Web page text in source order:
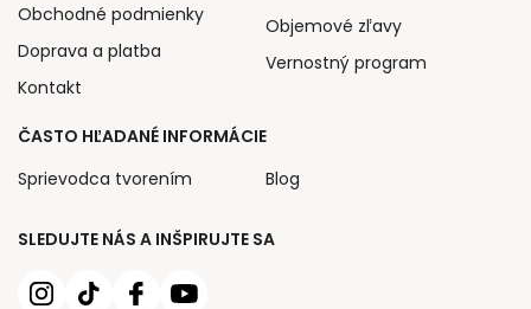
SLEDUJTE NÁS A INŠPIRUJTE SA
Obchodné podmienky
Doprava a platba
Kontakt
Objemové zľavy
Vernostný program
ČASTO HĽADANÉ INFORMÁCIE
Sprievodca tvorením
Blog